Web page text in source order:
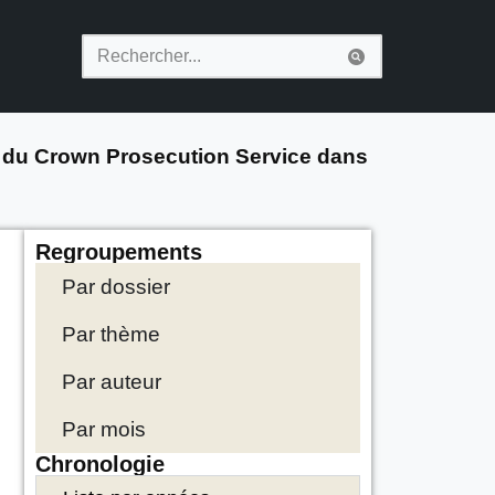
Crown Prosecution Service dans
Regroupements
Par dossier
Par thème
Par auteur
Par mois
Chronologie